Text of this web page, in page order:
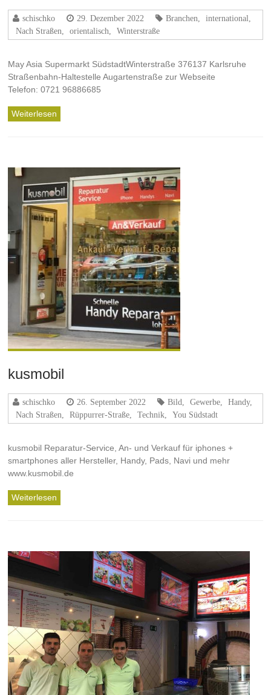
schischko 29. Dezember 2022 Branchen international
Nach Straßen
orientalisch Winterstraße
May Asia Supermarkt SüdstadtWinterstraße 376137 Karlsruhe
Straßenbahn-Haltestelle Augartenstraße zur Webseite
Telefon: 0721 96886685
Weiterlesen
kusmobil
schischko 26. September 2022 Bild Gewerbe Handy,
Nach Straßen
Rüppurrer-Straße Technik You Südstadt
kusmobil Reparatur-Service, An- und Verkauf für iphones +
smartphones aller Hersteller, Handy, Pads, Navi und mehr
www.kusmobil.de
Weiterlesen